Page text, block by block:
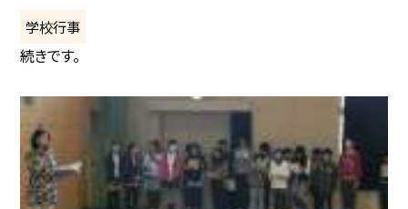
学校行事
続きです。